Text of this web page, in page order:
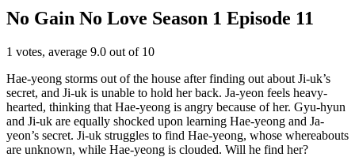
No Gain No Love Season 1 Episode 11
1 votes, average 9.0 out of 10
Hae-yeong storms out of the house after finding out about Ji-uk’s
secret, and Ji-uk is unable to hold her back. Ja-yeon feels heavy-
hearted, thinking that Hae-yeong is angry because of her. Gyu-hyun
and Ji-uk are equally shocked upon learning Hae-yeong and Ja-
yeon’s secret. Ji-uk struggles to find Hae-yeong, whose whereabouts
are unknown, while Hae-yeong is clouded. Will he find her?